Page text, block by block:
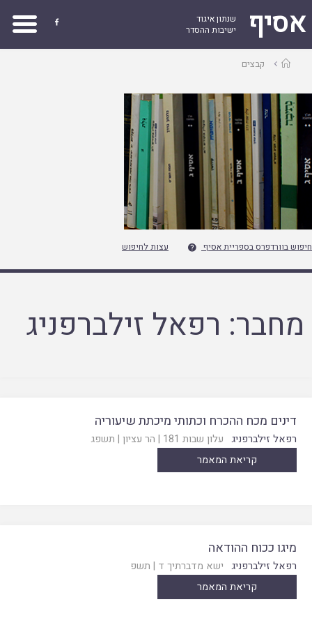
אסיף
שנתון איגוד
ישיבות ההסדר

עמודקבצים
חיפוש בוורדפרס בספריית אסיף  עצות לחיפוש
מחבר: רפאל זילברפניג
דינים מכח ההכרח וכתותי מיכתת שיעוריה
רפאל זילברפניג עלון שבות 181 | הר עציון | תשפג
קריאת המאמר
מיגו ככוח ההודאה
רפאל זילברפניג ישא מדברתיך ד | תשפ
קריאת המאמר